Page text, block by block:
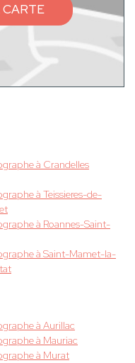
à Crandelles
à Teissieres-de-
à Roannes-Saint-
à Saint-Mamet-la-
à Aurillac
à Mauriac
à Murat